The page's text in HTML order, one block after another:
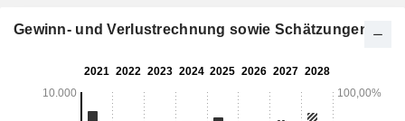
Gewinn- und Verlustrechnung sowie Schätzungen